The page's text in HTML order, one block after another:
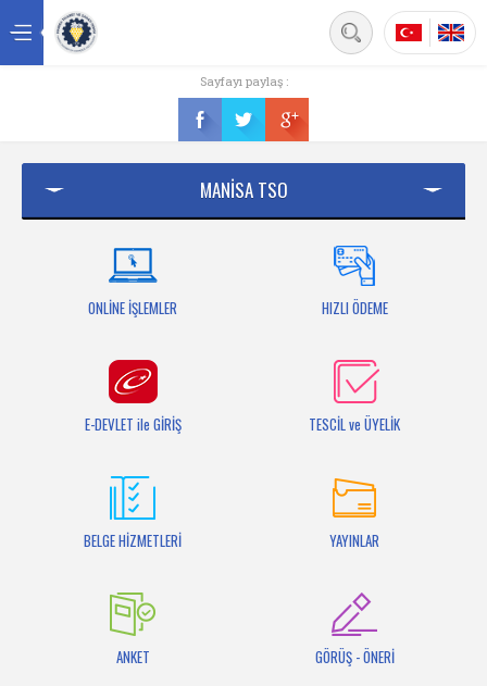
Üyelik
Bilgi Bankası
Sayfayı paylaş :
MANİSA TSO
ONLİNE İŞLEMLER HIZLI ÖDEME
E-DEVLET ile GİRİŞ TESCİL ve ÜYELİK
BELGE HİZMETLERİ YAYINLAR
ANKET GÖRÜŞ - ÖNERİ